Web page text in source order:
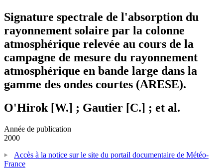
Signature spectrale de l'absorption du
rayonnement solaire par la colonne
atmosphérique relevée au cours de la
campagne de mesure du rayonnement
atmosphérique en bande large dans la
gamme des ondes courtes (ARESE).
O'Hirok [W.] ; Gautier [C.] ; et al.
Année de publication
2000
Accès à la notice sur le site du portail documentaire de Météo-
France